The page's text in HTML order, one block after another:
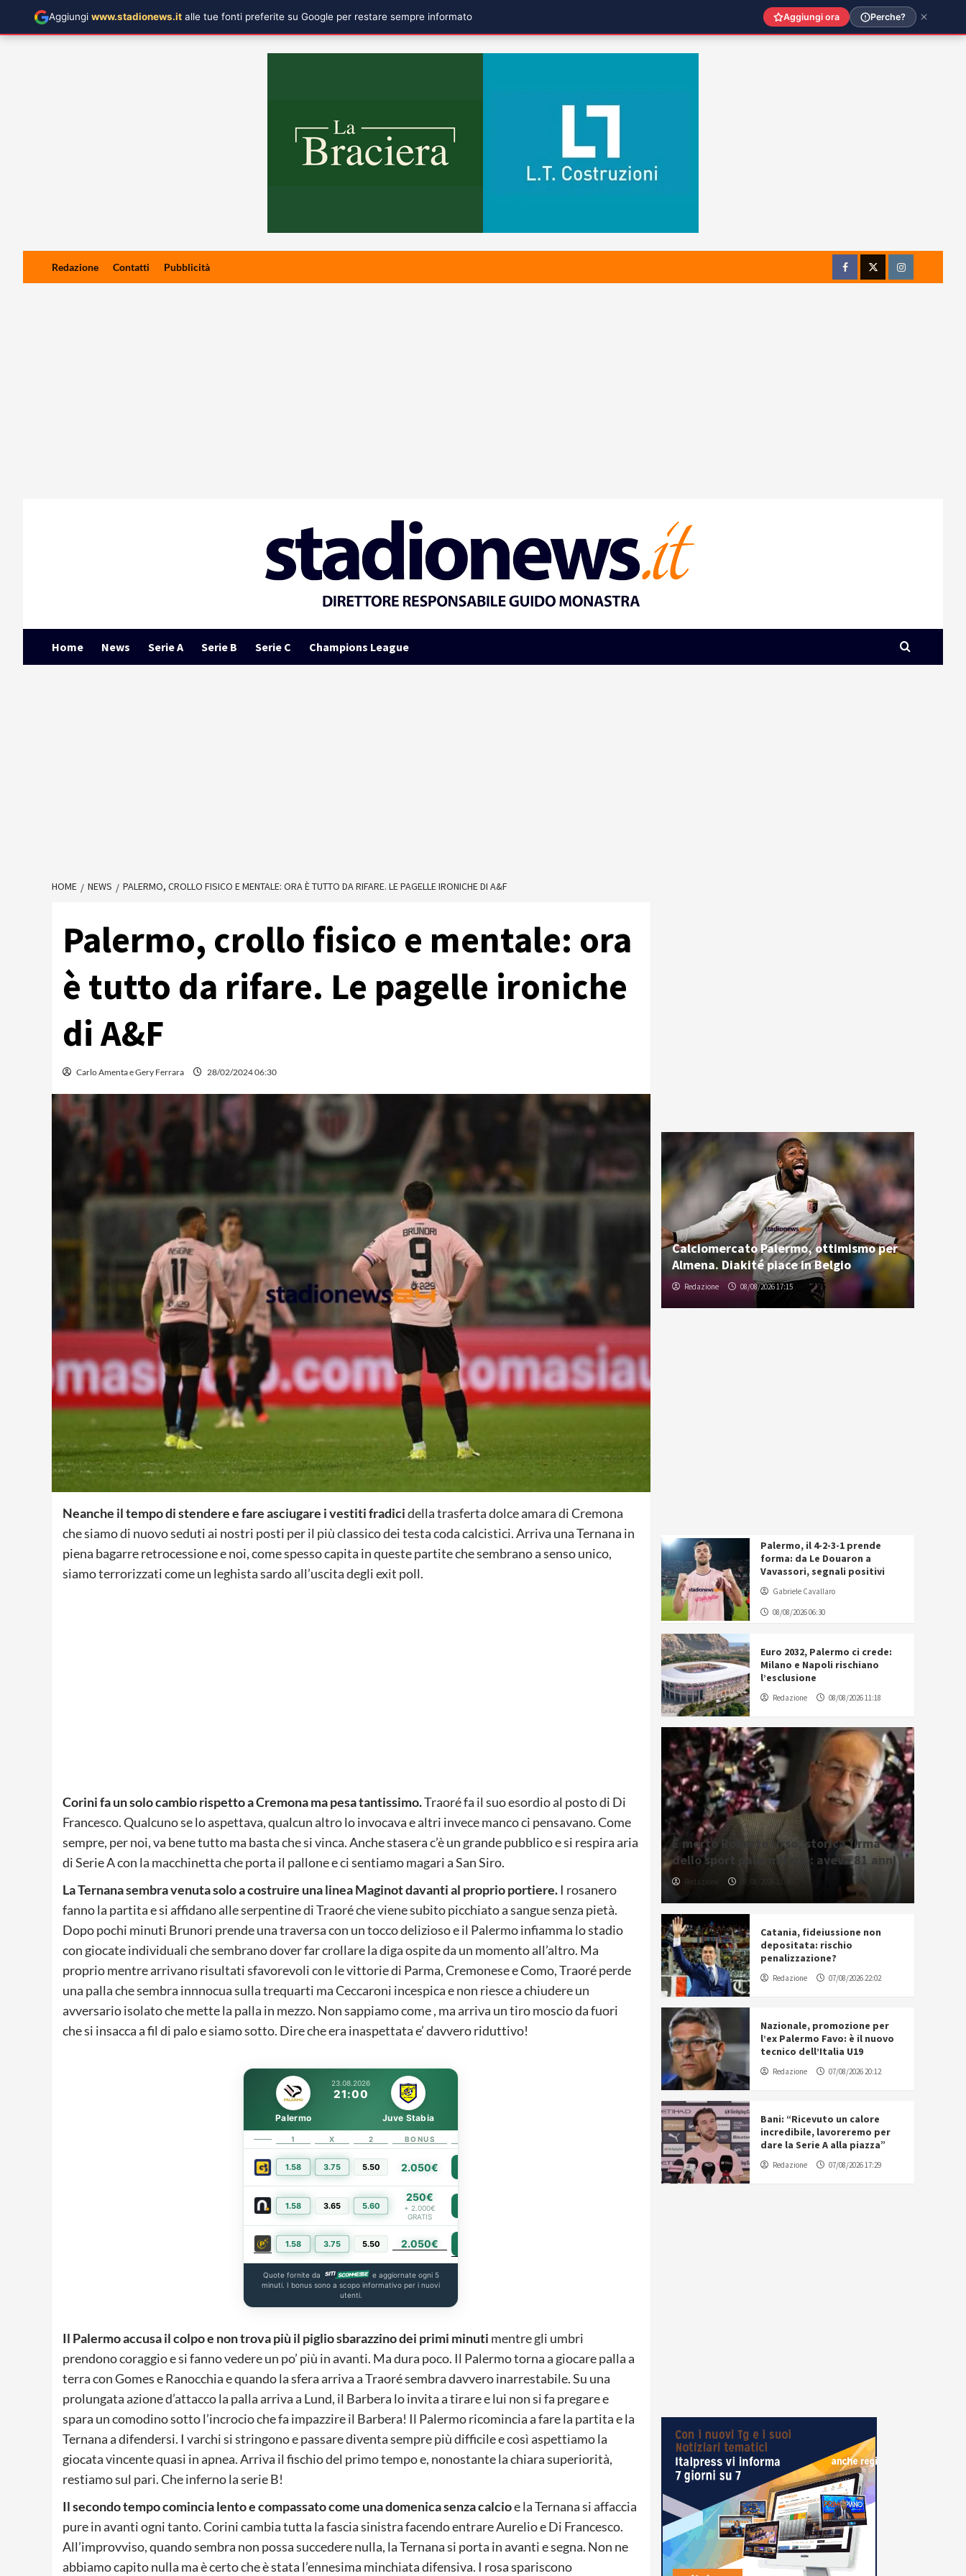
Redazione Contatti Pubblicità
FacebookTwitterInstagram
Home News Serie A Serie B Serie C Champions League
HOME NEWS PALERMO, CROLLO FISICO E MENTALE: ORA È TUTTO DA RIFARE. LE PAGELLE IRONICHE DI A&F
Palermo, crollo fisico e mentale: ora
è tutto da rifare. Le pagelle ironiche
di A&F
Carlo Amenta e Gery Ferrara 28/02/2024 06:30
Neanche il tempo di stendere e fare asciugare i vestiti fradicidella trasferta dolce amara di Cremona
che siamo di nuovo seduti ai nostri posti per il più classico dei testa coda calcistici. Arriva una Ternana in
piena bagarre retrocessione e noi, come spesso capita in queste partite che sembrano a senso unico,
siamo terrorizzati come un leghista sardo all’uscita degli exit poll.
Corini fa un solo cambio rispetto a Cremona ma pesa tantissimo.Traoré fa il suo esordio al posto di Di
Francesco. Qualcuno se lo aspettava, qualcun altro lo invocava e altri invece manco ci pensavano. Come
sempre, per noi, va bene tutto ma basta che si vinca. Anche stasera c’è un grande pubblico e si respira aria
di Serie A con la macchinetta che porta il pallone e ci sentiamo magari a San Siro.
La Ternana sembra venuta solo a costruire una linea Maginot davanti al proprio portiere.I rosanero
fanno la partita e si affidano alle serpentine di Traoré che viene subito picchiato a sangue senza pietà.
Dopo pochi minuti Brunori prende una traversa con un tocco delizioso e il Palermo infiamma lo stadio
con giocate individuali che sembrano dover far crollare la diga ospite da un momento all’altro. Ma
proprio mentre arrivano risultati sfavorevoli con le vittorie di Parma, Cremonese e Como, Traoré perde
una palla che sembra innnocua sulla trequarti ma Ceccaroni incespica e non riesce a chiudere un
avversario isolato che mette la palla in mezzo. Non sappiamo come , ma arriva un tiro moscio da fuori
che si insacca a fil di palo e siamo sotto. Dire che era inaspettata e’ davvero riduttivo!
23.08.2026
21:00
Palermo Juve Stabia
1 X 2 BONUS
1.58 3.75 5.50 2.050€
1.58 3.65 5.60
250€
+ 2.000€
GRATIS
1.58 3.75 5.50 2.050€
Quote fornite da
e aggiornate ogni 5
minuti. I bonus sono a scopo informativo per i nuovi
utenti.
Il Palermo accusa il colpo e non trova più il piglio sbarazzino dei primi minuti mentre gli umbri
prendono coraggio e si fanno vedere un po’ più in avanti. Ma dura poco. Il Palermo torna a giocare palla a
terra con Gomes e Ranocchia e quando la sfera arriva a Traoré sembra davvero inarrestabile. Su una
prolungata azione d’attacco la palla arriva a Lund, il Barbera lo invita a tirare e lui non si fa pregare e
spara un comodino sotto l’incrocio che fa impazzire il Barbera! Il Palermo ricomincia a fare la partita e la
Ternana a difendersi. I varchi si stringono e passare diventa sempre più difficile e così aspettiamo la
giocata vincente quasi in apnea. Arriva il fischio del primo tempo e, nonostante la chiara superiorità,
restiamo sul pari. Che inferno la serie B!
Il secondo tempo comincia lento e compassato come una domenica senza calcioe la Ternana si affaccia
pure in avanti ogni tanto. Corini cambia tutta la fascia sinistra facendo entrare Aurelio e Di Francesco.
All’improvviso, quando sembra non possa succedere nulla, la Ternana si porta in avanti e segna. Non ne
abbiamo capito nulla ma è certo che è stata l’ennesima minchiata difensiva. I rosa spariscono
Calciomercato Palermo, ottimismo per
Almena. Diakité piace in Belgio
Redazione 08/08/2026 17:15
Palermo, il 4-2-3-1 prende
forma: da Le Douaron a
Vavassori, segnali positivi
Gabriele Cavallaro
08/08/2026 06:30
Euro 2032, Palermo ci crede:
Milano e Napoli rischiano
l’esclusione
Redazione 08/08/2026 11:18
È morto Roberto Urso, storica firma
dello sport palermitano: aveva 81 anni
Redazione 08/08/2026 11:36
Catania, fideiussione non
depositata: rischio
penalizzazione?
Redazione 07/08/2026 22:02
Nazionale, promozione per
l’ex Palermo Favo: è il nuovo
tecnico dell’Italia U19
Redazione 07/08/2026 20:12
Bani: “Ricevuto un calore
incredibile, lavoreremo per
dare la Serie A alla piazza”
Redazione 07/08/2026 17:29
Aggiungi www.stadionews.it alle tue fonti preferite su Google per restare sempre informato Aggiungi ora Perche?